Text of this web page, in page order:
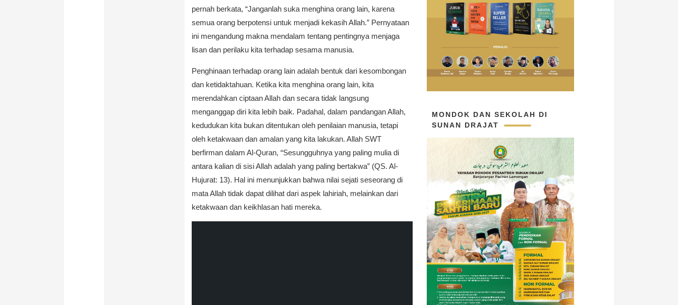
pernah berkata, “Janganlah suka menghina orang lain, karena
semua orang berpotensi untuk menjadi kekasih Allah.” Pernyataan
ini mengandung makna mendalam tentang pentingnya menjaga
lisan dan perilaku kita terhadap sesama manusia.
Penghinaan terhadap orang lain adalah bentuk dari kesombongan
dan ketidaktahuan. Ketika kita menghina orang lain, kita
merendahkan ciptaan Allah dan secara tidak langsung
menganggap diri kita lebih baik. Padahal, dalam pandangan Allah,
kedudukan kita bukan ditentukan oleh penilaian manusia, tetapi
oleh ketakwaan dan amalan yang kita lakukan. Allah SWT
berfirman dalam Al-Quran, “Sesungguhnya yang paling mulia di
antara kalian di sisi Allah adalah yang paling bertakwa” (QS. Al-
Hujurat: 13). Hal ini menunjukkan bahwa nilai sejati seseorang di
mata Allah tidak dapat dilihat dari aspek lahiriah, melainkan dari
ketakwaan dan keikhlasan hati mereka.
MONDOK DAN SEKOLAH DI
SUNAN DRAJAT